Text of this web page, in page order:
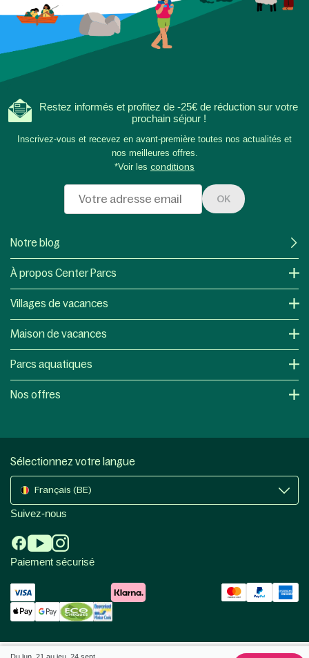
Restez informés et profitez de -25€ de réduction sur votre
prochain séjour !
Inscrivez-vous et recevez en avant-première toutes nos actualités et
nos meilleures offres.
*Voir les conditions
OK
Notre blog
À propos Center Parcs
Villages de vacances
Maison de vacances
Parcs aquatiques
Nos offres
Sélectionnez votre langue
Français (BE)
Suivez-nous
Paiement sécurisé